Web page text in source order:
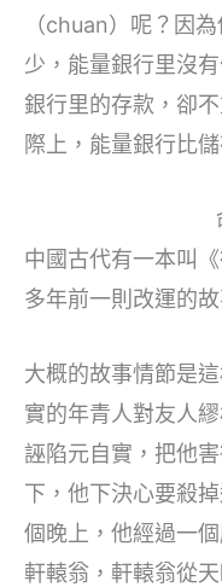
（chuan）呢？因
少，能量銀行里沒
銀行里的存款，卻
際上，能量銀行比
中國古代有一本叫
多年前一則改運的故
大概的故事情節是
實的年青人對友人
誣陷元自實，把他
下，他下決心要殺
個晚上，他經過一
軒轅翁，軒轅翁從